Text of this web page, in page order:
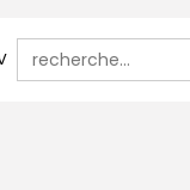
Search
for: